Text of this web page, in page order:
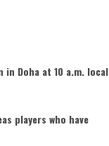
Doha at 10 a.m. local
players who have